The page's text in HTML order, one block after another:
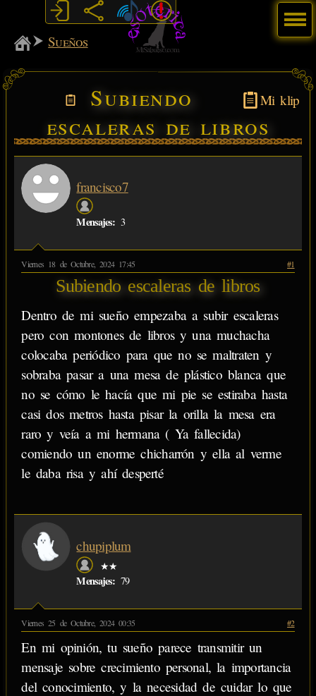
MiSabueso
Sueños
Mi klip
Subiendo
escaleras de libros
francisco7
Mensajes: 3
Viernes 18 de Octubre, 2024 17:45 #1
Subiendo escaleras de libros
Dentro de mi sueño empezaba a subir escaleras
pero con montones de libros y una muchacha
colocaba periódico para que no se maltraten y
sobraba pasar a una mesa de plástico blanca que
no se cómo le hacía que mi pie se estiraba hasta
casi dos metros hasta pisar la orilla la mesa era
raro y veía a mi hermana ( Ya fallecida)
comiendo un enorme chicharrón y ella al verme
le daba risa y ahí desperté
chupiplum
★★
Mensajes: 79
Viernes 25 de Octubre, 2024 00:35 #2
En mi opinión, tu sueño parece transmitir un
mensaje sobre crecimiento personal, la importancia
del conocimiento, y la necesidad de cuidar lo que
Menú